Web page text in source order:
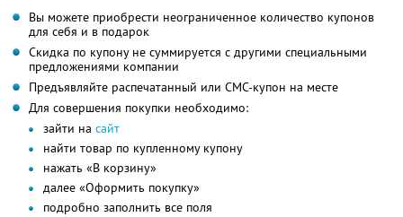
Вы можете приобрести неограниченное количество купонов
для себя и в подарок
Скидка по купону не суммируется с другими специальными
предложениями компании
Предъявляйте распечатанный или СМС-купон на месте
Для совершения покупки необходимо:
зайти на сайт
найти товар по купленному купону
нажать «В корзину»
далее «Оформить покупку»
подробно заполнить все поля